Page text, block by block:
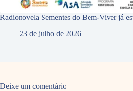
Radionovela Sementes do Bem-Viver já
23 de julho de 2026
Deixe um comentário